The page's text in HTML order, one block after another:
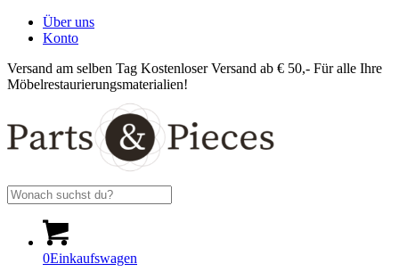
Über uns
Konto
Versand am selben Tag Kostenloser Versand ab € 50,- Für alle Ihre
Möbelrestaurierungsmaterialien!
0Einkaufswagen